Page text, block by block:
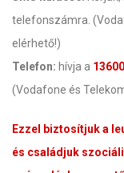
telefonszámra.
elérhető!)
Telefon: hívja a 13600
(Vodafone és
Ezzel biztosítjuk a
és családjuk